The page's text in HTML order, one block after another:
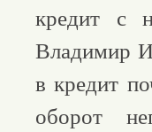
кредит с
Владимир
в кредит
оборот